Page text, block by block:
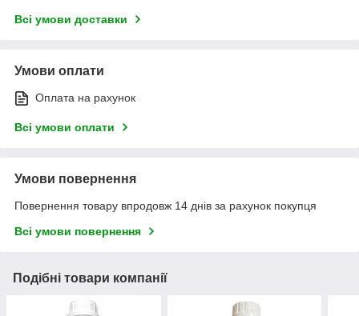
Всі умови доставки
Умови оплати
Оплата на рахунок
Всі умови оплати
Умови повернення
Повернення товару впродовж 14 днів за рахунок покупця
Всі умови повернення
Подібні товари компанії